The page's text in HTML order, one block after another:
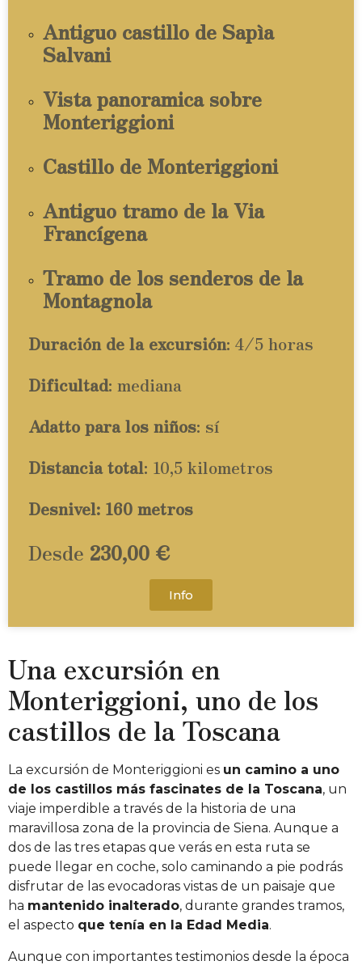
Antiguo castillo de Sapìa
Salvani
Vista panoramica sobre
Monteriggioni
Castillo de Monteriggioni
Antiguo tramo de la Via
Francígena
Tramo de los senderos de la
Montagnola
Duración de la excursión: 4/5 horas
Dificultad: mediana
Adatto para los niños: sí
Distancia total: 10,5 kilometros
Desnivel: 160 metros
Desde 230,00 €
Info
Una excursión en
Monteriggioni, uno de los
castillos de la Toscana
La excursión de Monteriggioni es un camino a uno
de los castillos más fascinates de la Toscana, un
viaje imperdible a través de la historia de una
maravillosa zona de la provincia de Siena. Aunque a
dos de las tres etapas que verás en esta ruta se
puede llegar en coche, solo caminando a pie podrás
disfrutar de las evocadoras vistas de un paisaje que
ha mantenido inalterado, durante grandes tramos,
el aspecto que tenía en la Edad Media.
Aunque con importantes testimonios desde la época